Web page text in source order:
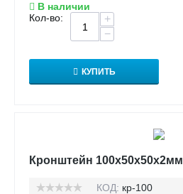
В наличии
Кол-во:
+
−
КУПИТЬ
Кронштейн 100х50х50х2мм
КОД: кр-100